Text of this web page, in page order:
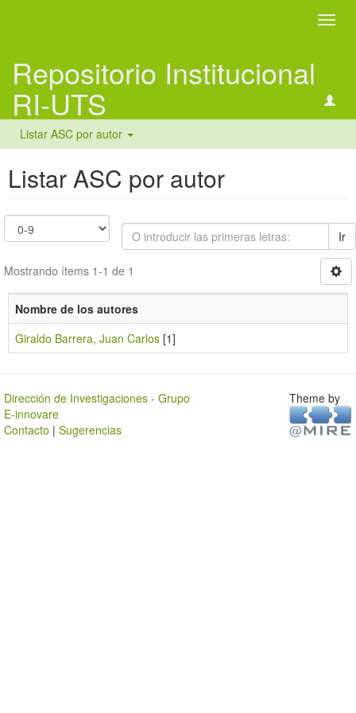
Repositorio Institucional
RI-UTS
Listar ASC por autor
Listar ASC por autor
Ir
Mostrando ítems 1-1 de 1
Nombre de los autores
Giraldo Barrera, Juan Carlos [1]
Dirección de Investigaciones - Grupo
E-innovare
Contacto | Sugerencias
Theme by